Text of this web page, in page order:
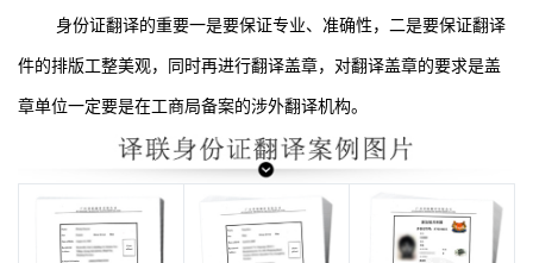
身份证翻译的重要一是要保证专业、准确性，二是要保证翻译
件的排版工整美观，同时再进行翻译盖章，对翻译盖章的要求是盖
章单位一定要是在工商局备案的涉外翻译机构。